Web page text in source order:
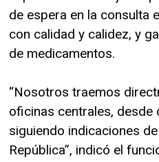
de espera en la consulta
con calidad y calidez, y
de medicamentos.
“Nosotros traemos
oficinas centrales, desde
siguiendo indicaciones
República”, indicó el